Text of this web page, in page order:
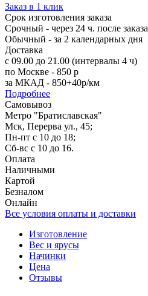
Заказ в 1 клик
Срок изготовления заказа
Срочный - через 24 ч. после заказа
Обычный - за 2 календарных дня
Доставка
с 09.00 до 21.00 (интервалы 4 ч)
по Москве - 850 р
за МКАД - 850+40р/км
Подробнее
Самовывоз
Метро "Братиславская"
Мск, Перерва ул., 45;
Пн-пт с 10 до 18;
Сб-вс с 10 до 16.
Оплата
Наличными
Картой
Безналом
Онлайн
Все условия оплаты и доставки
Изготовление
Вес и ярусы
Начинки
Цена
Отзывы